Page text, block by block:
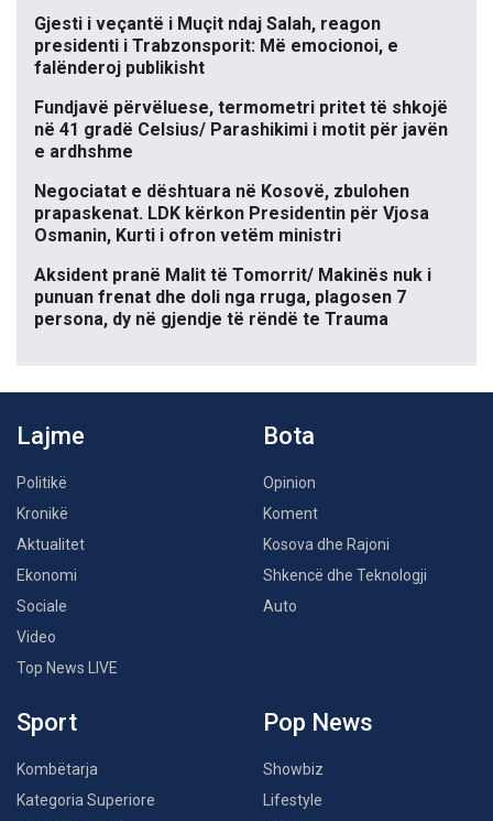
Gjesti i veçantë i Muçit ndaj Salah, reagon
presidenti i Trabzonsporit: Më emocionoi, e
falënderoj publikisht
Fundjavë përvëluese, termometri pritet të shkojë
në 41 gradë Celsius/ Parashikimi i motit për javën
e ardhshme
Negociatat e dështuara në Kosovë, zbulohen
prapaskenat. LDK kërkon Presidentin për Vjosa
Osmanin, Kurti i ofron vetëm ministri
Aksident pranë Malit të Tomorrit/ Makinës nuk i
punuan frenat dhe doli nga rruga, plagosen 7
persona, dy në gjendje të rëndë te Trauma
Lajme
Politikë
Kronikë
Aktualitet
Ekonomi
Sociale
Video
Top News LIVE
Bota
Opinion
Koment
Kosova dhe Rajoni
Shkencë dhe Teknologji
Auto
Sport
Kombëtarja
Kategoria Superiore
Pop News
Showbiz
Lifestyle